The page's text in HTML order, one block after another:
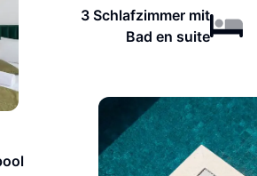
3 Schlafzimmer mit
Bad en suite